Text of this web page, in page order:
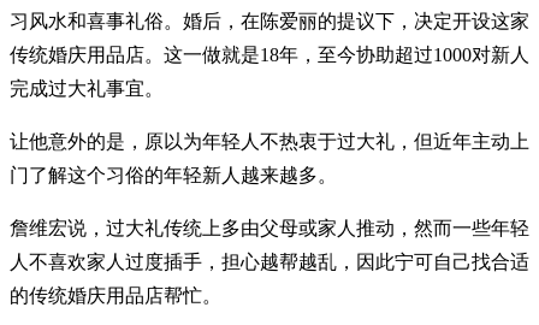
习风水和喜事礼俗。婚后，在陈爱丽的提议下，决定开设这家
传统婚庆用品店。这一做就是18年，至今协助超过1000对新人
完成过大礼事宜。
让他意外的是，原以为年轻人不热衷于过大礼，但近年主动上
门了解这个习俗的年轻新人越来越多。
詹维宏说，过大礼传统上多由父母或家人推动，然而一些年轻
人不喜欢家人过度插手，担心越帮越乱，因此宁可自己找合适
的传统婚庆用品店帮忙。